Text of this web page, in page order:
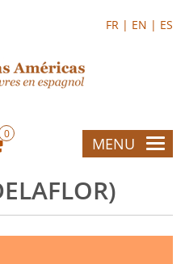
FR | EN | ES
0
MENU